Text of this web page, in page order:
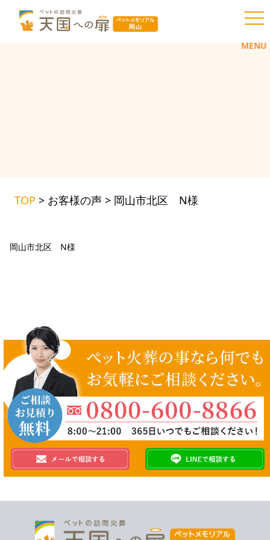
MENU
TOP > お客様の声 > 岡山市北区 N様
岡山市北区 N様